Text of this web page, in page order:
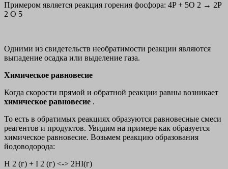
Примером является реакция горения фосфора: 4P + 5O 2 → 2P
2 O 5
Одними из свидетельств необратимости реакции являются
выпадение осадка или выделение газа.
Химическое равновесие
Когда скорости прямой и обратной реакции равны возникает
химическое равновесие .
То есть в обратимых реакциях образуются равновесные смеси
реагентов и продуктов. Увидим на примере как образуется
химическое равновесие. Возьмем реакцию образования
йодоводорода:
H 2 (г) + I 2 (г) <-> 2HI(г)